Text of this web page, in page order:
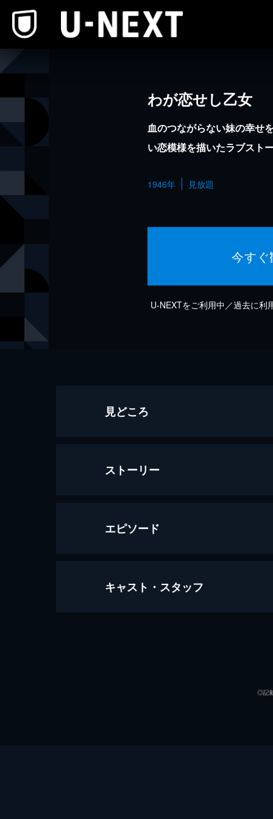
わが恋せし乙女
血のつながらない妹の幸せ
い恋模様を描いたラブスト
1946年 見放題
今す
U-NEXTをご利用中／過去に利
見どころ
ストーリー
エピソード
わが恋せし乙女
キャスト・スタッフ
◎記